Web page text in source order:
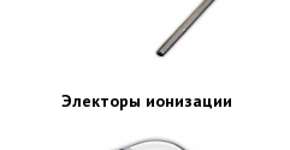
Электоры ионизации